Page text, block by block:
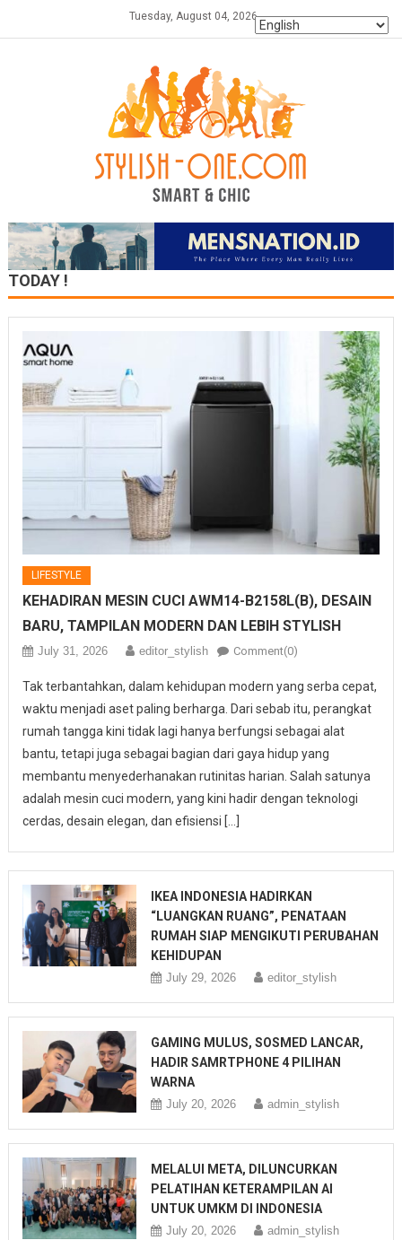
Tuesday, August 04, 2026
TODAY !
LIFESTYLE
KEHADIRAN MESIN CUCI AWM14-B2158L(B), DESAIN
BARU, TAMPILAN MODERN DAN LEBIH STYLISH
July 31, 2026 editor_stylish Comment(0)
Tak terbantahkan, dalam kehidupan modern yang serba cepat,
waktu menjadi aset paling berharga. Dari sebab itu, perangkat
rumah tangga kini tidak lagi hanya berfungsi sebagai alat
bantu, tetapi juga sebagai bagian dari gaya hidup yang
membantu menyederhanakan rutinitas harian. Salah satunya
adalah mesin cuci modern, yang kini hadir dengan teknologi
cerdas, desain elegan, dan efisiensi […]
IKEA INDONESIA HADIRKAN
“LUANGKAN RUANG”, PENATAAN
RUMAH SIAP MENGIKUTI PERUBAHAN
KEHIDUPAN
July 29, 2026 editor_stylish
GAMING MULUS, SOSMED LANCAR,
HADIR SAMRTPHONE 4 PILIHAN
WARNA
July 20, 2026 admin_stylish
MELALUI META, DILUNCURKAN
PELATIHAN KETERAMPILAN AI
UNTUK UMKM DI INDONESIA
July 20, 2026 admin_stylish